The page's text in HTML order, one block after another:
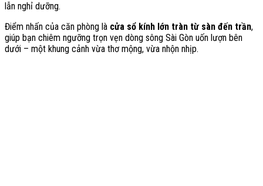
lẫn nghỉ dưỡng.
Điểm nhấn của căn phòng là cửa sổ kính lớn tràn từ sàn đến trần,
giúp bạn chiêm ngưỡng trọn vẹn dòng sông Sài Gòn uốn lượn bên
dưới – một khung cảnh vừa thơ mộng, vừa nhộn nhịp.